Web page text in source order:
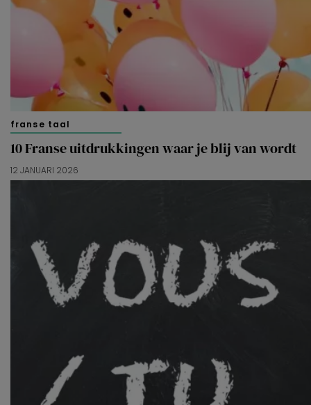
franse taal
10 Franse uitdrukkingen waar je blij van wordt
12 JANUARI 2026